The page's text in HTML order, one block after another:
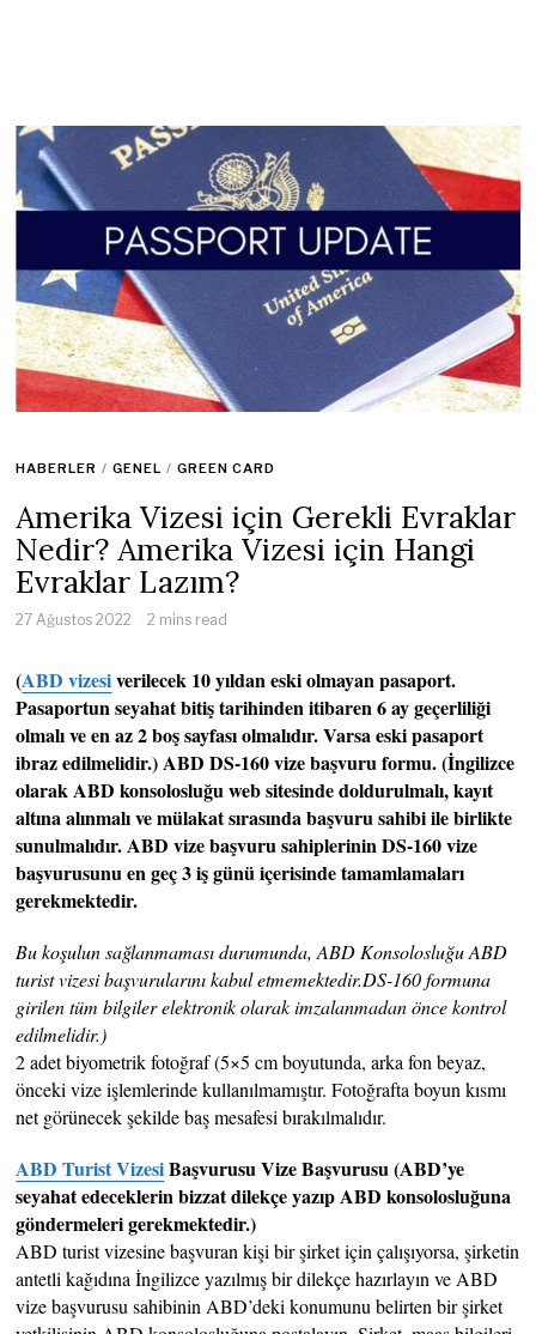
HABERLER / GENEL / GREEN CARD
Amerika Vizesi için Gerekli Evraklar
Nedir? Amerika Vizesi için Hangi
Evraklar Lazım?
27 Ağustos 2022 2 mins read
(ABD vizesiverilecek 10 yıldan eski olmayan pasaport.
Pasaportun seyahat bitiş tarihinden itibaren 6 ay geçerliliği
olmalı ve en az 2 boş sayfası olmalıdır. Varsa eski pasaport
ibraz edilmelidir.) ABD DS-160 vize başvuru formu. (İngilizce
olarak ABD konsolosluğu web sitesinde doldurulmalı, kayıt
altına alınmalı ve mülakat sırasında başvuru sahibi ile birlikte
sunulmalıdır. ABD vize başvuru sahiplerinin DS-160 vize
başvurusunu en geç 3 iş günü içerisinde tamamlamaları
gerekmektedir.
Bu koşulun sağlanmaması durumunda, ABD Konsolosluğu ABD
turist vizesi başvurularını kabul etmemektedir.DS-160 formuna
girilen tüm bilgiler elektronik olarak imzalanmadan önce kontrol
edilmelidir.)
2 adet biyometrik fotoğraf (5×5 cm boyutunda, arka fon beyaz,
önceki vize işlemlerinde kullanılmamıştır. Fotoğrafta boyun kısmı
net görünecek şekilde baş mesafesi bırakılmalıdır.
ABD Turist VizesiBaşvurusu Vize Başvurusu (ABD’ye
seyahat edeceklerin bizzat dilekçe yazıp ABD konsolosluğuna
göndermeleri gerekmektedir.)
ABD turist vizesine başvuran kişi bir şirket için çalışıyorsa, şirketin
antetli kağıdına İngilizce yazılmış bir dilekçe hazırlayın ve ABD
vize başvurusu sahibinin ABD’deki konumunu belirten bir şirket